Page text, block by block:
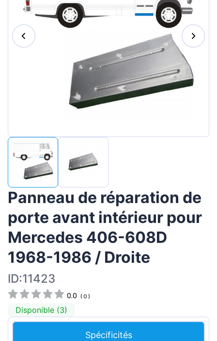
Lietuvių
Português
Latvian
Slovenčina
Panneau de réparation de
porte avant intérieur pour
Mercedes 406-608D
1968-1986 / Droite
ID:11423
0.0 (0 )
Disponible (3)
Spécificités